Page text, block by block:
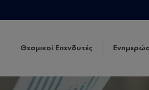
Θεσμικοί Επενδυτές